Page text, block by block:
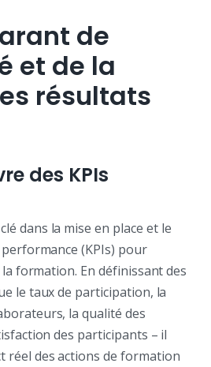
de
et de la
résultats
des KPIs
dans la mise en place et le
(KPIs) pour
formation. En définissant des
le taux de participation, la
la qualité des
des participants – il
réel des actions de formation